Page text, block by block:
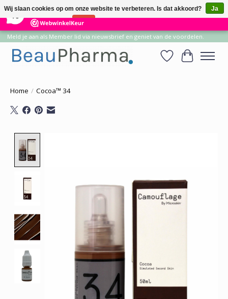
14 Reviews ×
Meld je aan als Member lid via nieuwsbrief en geniet van de voordelen.
Verlanglijst
Home / Cocoa™ 34
Wij slaan cookies op om onze website te verbeteren. Is dat akkoord?
Ja
Nee